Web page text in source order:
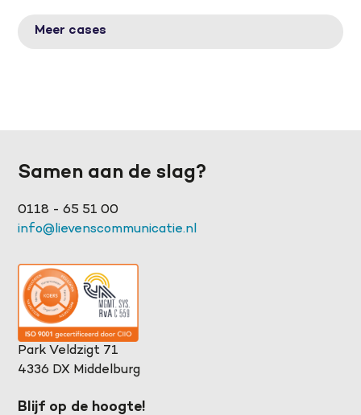
Meer cases
Samen aan de slag?
0118 - 65 51 00
info@lievenscommunicatie.nl
Park Veldzigt 71
4336 DX Middelburg
Blijf op de hoogte!